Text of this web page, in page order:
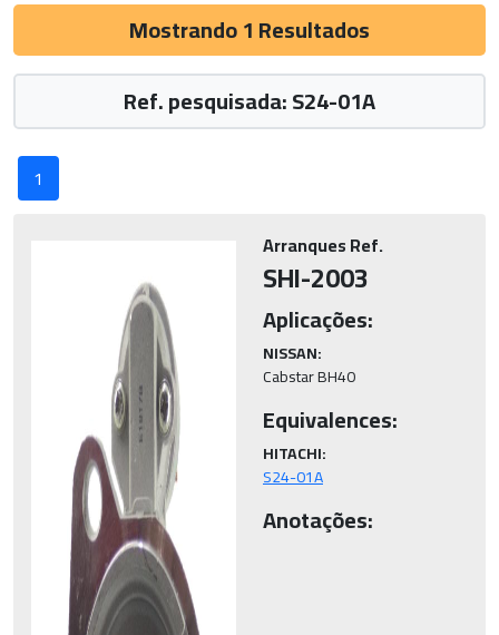
Mostrando 1 Resultados
Ref. pesquisada: S24-01A
1
Arranques Ref.
SHI-2003
Aplicações:
NISSAN:
Cabstar BH40
Equivalences:
HITACHI:
S24-01A
Anotações: